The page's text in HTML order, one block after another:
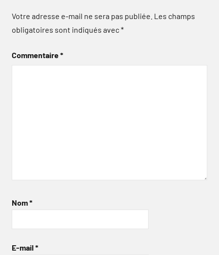
Votre adresse e-mail ne sera pas publiée. Les champs
obligatoires sont indiqués avec*
Commentaire*
Nom*
E-mail *